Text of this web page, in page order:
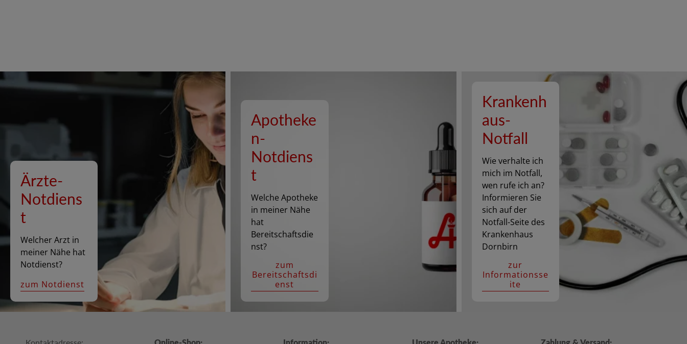
Ärzte-
Notdiens
t
Welcher Arzt in
meiner Nähe hat
Notdienst?
zum Notdienst
Apotheke
n-
Notdiens
t
Welche Apotheke
in meiner Nähe
hat
Bereitschaftsdie
nst?
zum
Bereitschaftsdi
enst
Krankenh
aus-
Notfall
Wie verhalte ich
mich im Notfall,
wen rufe ich an?
Informieren Sie
sich auf der
Notfall-Seite des
Krankenhaus
Dornbirn
zur
Informationsse
ite